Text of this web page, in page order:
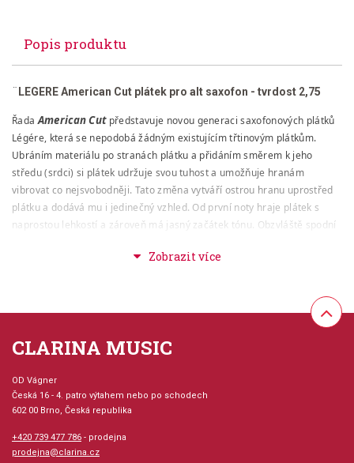
Popis produktu
¨ LEGERE American Cut plátek pro alt saxofon - tvrdost 2,75
ŘadaAmerican Cutpředstavuje novou generaci saxofonových plátků
Légére, která se nepodobá žádným existujícím třtinovým plátkům.
Ubráním materiálu po stranách plátku a přidáním směrem k jeho
středu (srdci) si plátek udržuje svou tuhost a umožňuje hranám
vibrovat co nejsvobodněji. Tato změna vytváří ostrou hranu uprostřed
plátku a dodává mu i jedinečný vzhled. Od první noty hraje plátek s
naprostou lehkostí a zároveň má jasný začátek tónu. Obzvláště spodní
je zvukově barevný a má svůj jedinečný charakter.
CLARINA MUSIC
OD Vágner
Česká 16 - 4. patro výtahem nebo po schodech
602 00 Brno, Česká republika
+420 739 477 786 - prodejna
prodejna@clarina.cz